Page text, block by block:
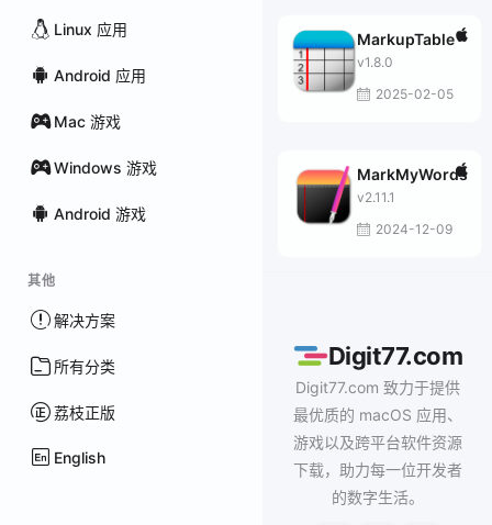
Linux 应用
Android 应用
Mac 游戏
Windows 游戏
Android 游戏
其他
解决方案
所有分类
荔枝正版
English
MarkupTable
v1.8.0
2025-02-05
MarkMyWords
v2.11.1
2024-12-09
Digit77.com
Digit77.com 致力于提供
最优质的 macOS 应用、
游戏以及跨平台软件资源
下载，助力每一位开发者
的数字生活。